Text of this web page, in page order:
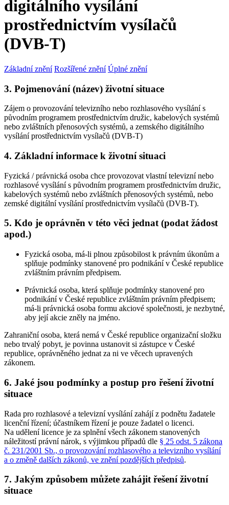
digitálního vysílání
prostřednictvím vysílačů
(DVB-T)
Základní znění Rozšířené znění Úplné znění
3. Pojmenování (název) životní situace
Zájem o provozování televizního nebo rozhlasového vysílání s
původním programem prostřednictvím družic, kabelových systémů
nebo zvláštních přenosových systémů, a zemského digitálního
vysílání prostřednictvím vysílačů (DVB-T)
4. Základní informace k životní situaci
Fyzická / právnická osoba chce provozovat vlastní televizní nebo
rozhlasové vysílání s původním programem prostřednictvím družic,
kabelových systémů nebo zvláštních přenosových systémů, nebo
zemské digitální vysílání prostřednictvím vysílačů (DVB-T).
5. Kdo je oprávněn v této věci jednat (podat žádost
apod.)
Fyzická osoba, má-li plnou způsobilost k právním úkonům a
splňuje podmínky stanovené pro podnikání v České republice
zvláštním právním předpisem.
Právnická osoba, která splňuje podmínky stanovené pro
podnikání v České republice zvláštním právním předpisem;
má-li právnická osoba formu akciové společnosti, je nezbytné,
aby její akcie zněly na jméno.
Zahraniční osoba, která nemá v České republice organizační složku
nebo trvalý pobyt, je povinna ustanovit si zástupce v České
republice, oprávněného jednat za ni ve věcech upravených
zákonem.
6. Jaké jsou podmínky a postup pro řešení životní
situace
Rada pro rozhlasové a televizní vysílání zahájí z podnětu žadatele
licenční řízení; účastníkem řízení je pouze žadatel o licenci.
Na udělení licence je za splnění všech zákonem stanovených
náležitostí právní nárok, s výjimkou případů dle § 25 odst. 5 zákona
č. 231/2001 Sb., o provozování rozhlasového a televizního vysílání
a o změně dalších zákonů, ve znění pozdějších předpisů.
7. Jakým způsobem můžete zahájit řešení životní
situace